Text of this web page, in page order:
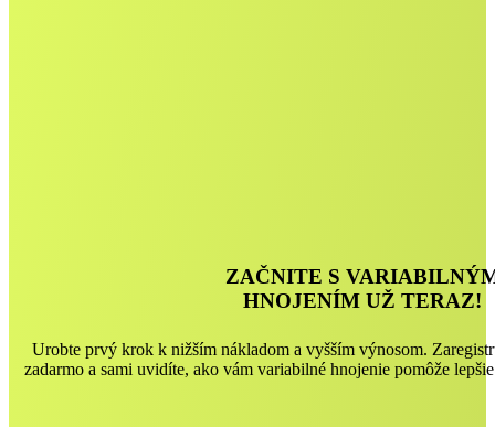
ZAČNITE S
HNOJENÍM UŽ TERAZ!
Urobte prvý krok k nižším nákladom a vyšším výnosom.
zadarmo a sami uvidíte, ako vám variabilné hnojenie pomôže